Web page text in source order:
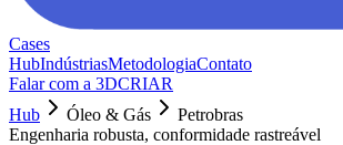
Cases
HubIndústriasMetodologiaContato
Falar com a 3DCRIAR
Hub
Óleo & Gás
Petrobras
Engenharia robusta, conformidade rastreável